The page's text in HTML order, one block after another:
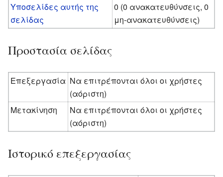
Υποσελίδες αυτής της
σελίδας
0 (0 ανακατευθύνσεις, 0
μη-ανακατευθύνσεις)
Προστασία σελίδας
Επεξεργασία Να επιτρέπονται όλοι οι χρήστες
(αόριστη)
Μετακίνηση
Να επιτρέπονται όλοι οι χρήστες
(αόριστη)
Ιστορικό επεξεργασίας